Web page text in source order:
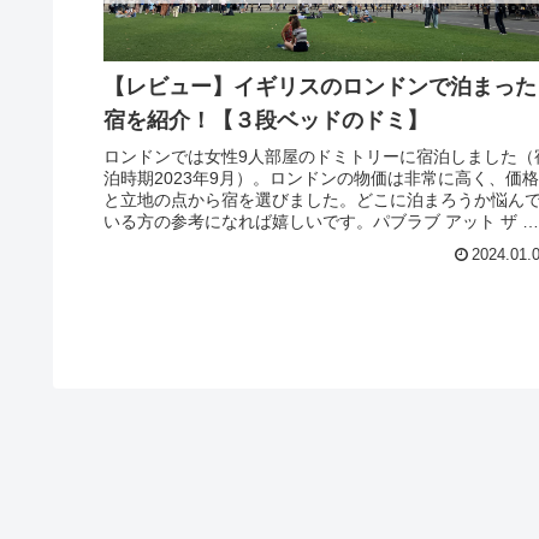
【レビュー】イギリスのロンドンで泊まった
宿を紹介！【３段ベッドのドミ】
ロンドンでは女性9人部屋のドミトリーに宿泊しました（
泊時期2023年9月）。ロンドンの物価は非常に高く、価格
と立地の点から宿を選びました。どこに泊まろうか悩ん
いる方の参考になれば嬉しいです。パブラブ アット ザ ス